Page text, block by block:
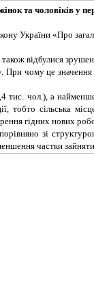
та чоловіків у
України «Про
відбулися
При чому це
тис. чол.), а
сільська
гідних нових
зі
частки